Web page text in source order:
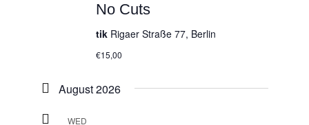
No Cuts
tik Rigaer Straße 77, Berlin
€15,00
August 2026
WED